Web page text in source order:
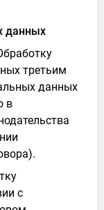
данных
третьим
данных
в
с